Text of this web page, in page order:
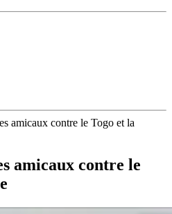
amicaux contre le Togo et la
amicaux contre le